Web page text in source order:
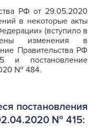
РФ от 29.05.2020
в некоторые акты
(вступило в
изменения в
Правительства РФ
постановление
№ 484.
постановления
№ 415: